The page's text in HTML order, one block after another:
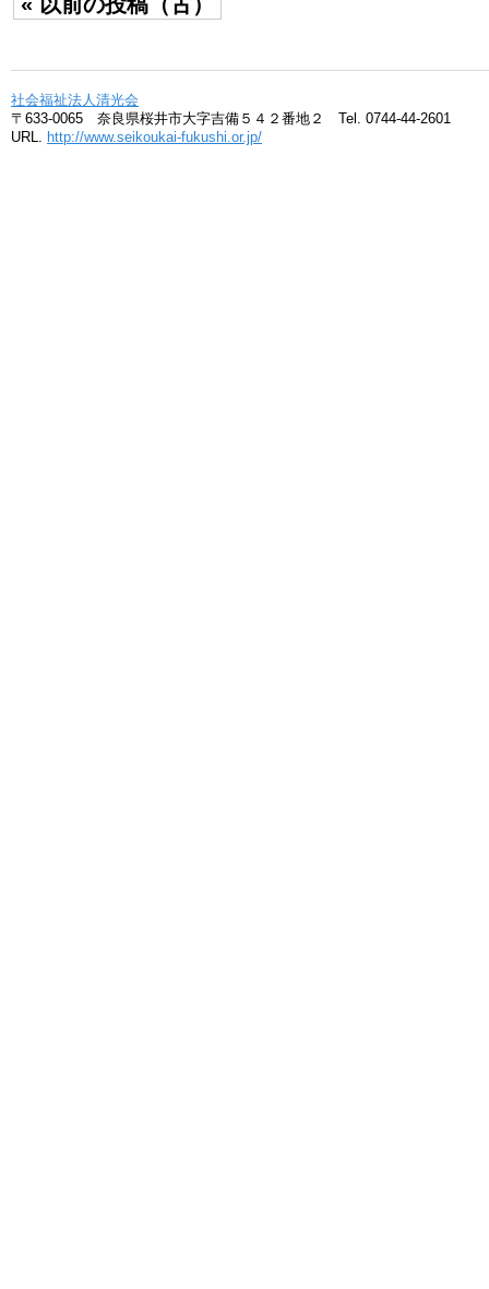
社会福祉法人清光会
〒633-0065 奈良県桜井市大字吉備５４２番地２ Tel. 0744-44-2601
URL. http://www.seikoukai-fukushi.or.jp/